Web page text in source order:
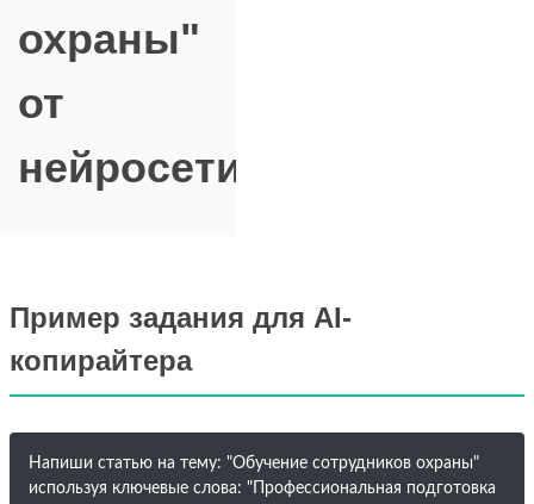
охраны"
от
нейросети
Пример задания для AI-
копирайтера
Напиши статью на тему: "Обучение сотрудников охраны"
используя ключевые слова: "Профессиональная подготовка